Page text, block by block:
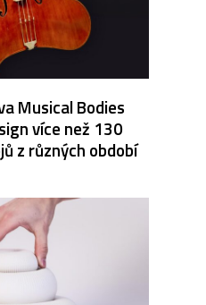
Musical Bodies
více než 130
z různých období